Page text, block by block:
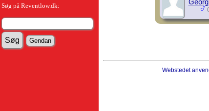
Søg på Reventlow.dk:
Webstedet